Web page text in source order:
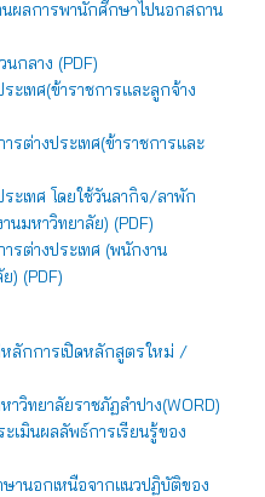
ผลการพานักศึกษาไปนอกสถาน
กลาง (PDF)
เทศ(ข้าราชการและลูกจ้าง
ต่างประเทศ(ข้าราชการและ
ะเทศ โดยใช้วันลากิจ/ลาพัก
มหาวิทยาลัย) (PDF)
รต่างประเทศ (พนักงาน
) (PDF)
ลักการเปิดหลักสูตรใหม่ /
วิทยาลัยราชภัฏลำปาง(WORD)
เมินผลลัพธ์การเรียนรู้ของ
านอกเหนือจากแนวปฏิบัติของ